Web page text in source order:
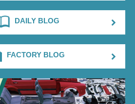
DAILY BLOG
FACTORY BLOG